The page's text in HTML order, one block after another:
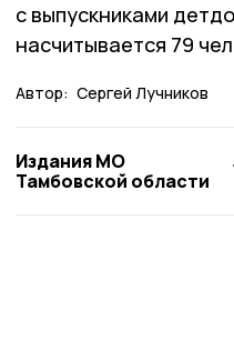
с выпускниками
насчитывается 79
Автор: Сергей Лучников
Издания МО
Тамбовской области